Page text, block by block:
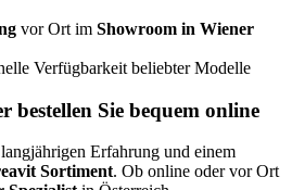
vor Ort im Showroom in Wiener
Verfügbarkeit beliebter Modelle
bestellen Sie bequem online
Erfahrung und einem
Sortiment. Ob online oder vor Ort